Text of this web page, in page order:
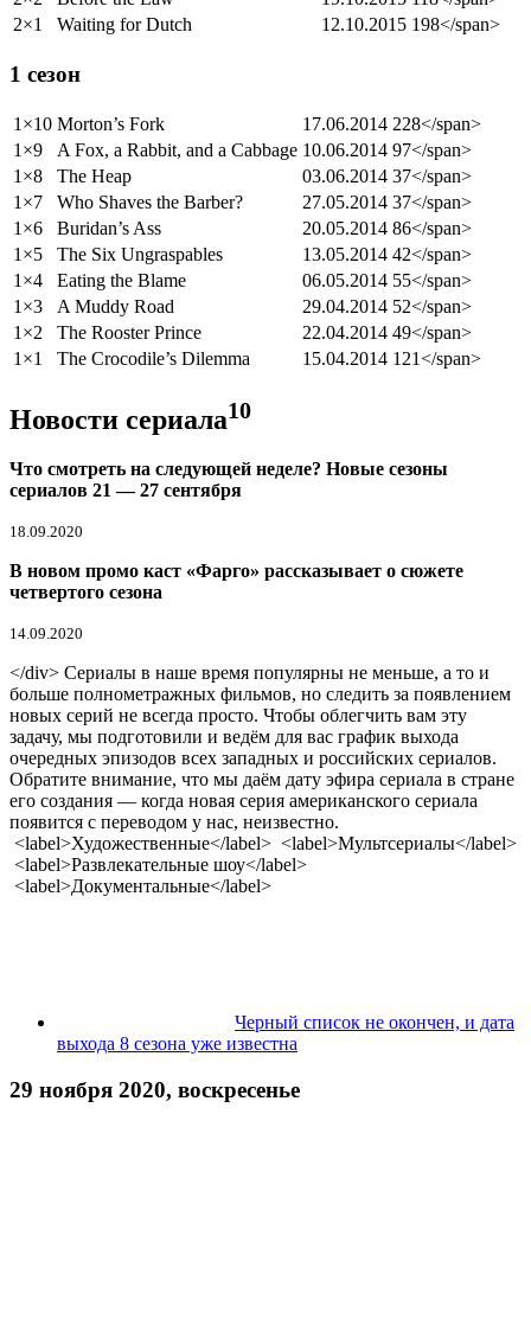
2×1
Waiting for Dutch 12.10.2015 198</span>
1 сезон
1×10 Morton’s Fork 17.06.2014 228</span>
1×9
A Fox, a Rabbit, and a Cabbage 10.06.2014 97</span>
1×8
The Heap 03.06.2014 37</span>
1×7
Who Shaves the Barber? 27.05.2014 37</span>
1×6
Buridan’s Ass 20.05.2014 86</span>
1×5
The Six Ungraspables 13.05.2014 42</span>
1×4
Eating the Blame 06.05.2014 55</span>
1×3
A Muddy Road 29.04.2014 52</span>
1×2
The Rooster Prince 22.04.2014 49</span>
1×1
The Crocodile’s Dilemma 15.04.2014 121</span>
Новости сериала10
Что смотреть на следующей неделе? Новые сезоны
сериалов 21 — 27 сентября
18.09.2020
В новом промо каст «Фарго» рассказывает о сюжете
четвертого сезона
14.09.2020
</div> Сериалы в наше время популярны не меньше, а то и
больше полнометражных фильмов, но следить за появлением
новых серий не всегда просто. Чтобы облегчить вам эту
задачу, мы подготовили и ведём для вас график выхода
очередных эпизодов всех западных и российских сериалов.
Обратите внимание, что мы даём дату эфира сериала в стране
его создания — когда новая серия американского сериала
появится с переводом у нас, неизвестно.
<label>Художественные</label> <label>Мультсериалы</label>
<label>Развлекательные шоу</label>
<label>Документальные</label>
Черный список не окончен, и дата
выхода 8 сезона уже известна
29 ноября 2020, воскресенье